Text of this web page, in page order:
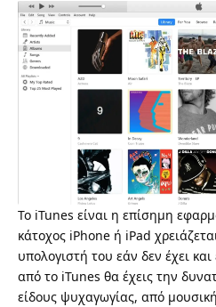
Το iTunes είναι η επίσημη
κάτοχος iPhone ή iPad
υπολογιστή του εάν δεν έχει
από το iTunes θα έχεις την
είδους ψυχαγωγίας, από